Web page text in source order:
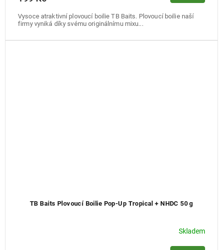
Vysoce atraktivní plovoucí boilie TB Baits. Plovoucí boilie naší
firmy vyniká díky svému originálnímu mixu...
TB Baits Plovoucí Boilie Pop-Up Tropical + NHDC 50 g
Skladem